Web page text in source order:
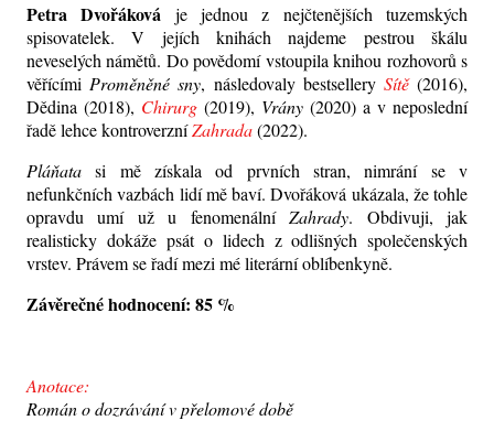
Petra Dvořáková je jednou z nejčtenějších tuzemských
spisovatelek. V jejích knihách najdeme pestrou škálu
neveselých námětů. Do povědomí vstoupila knihou rozhovorů s
věřícími Proměněné sny, následovaly bestsellery Sítě(2016),
Dědina (2018), Chirurg (2019), Vrány (2020) a v neposlední
řadě lehce kontroverzníZahrada(2022).
Pláňata si mě získala od prvních stran, nimrání se v
nefunkčních vazbách lidí mě baví. Dvořáková ukázala, že tohle
opravdu umí už u fenomenálníZahrady. Obdivuji, jak
realisticky dokáže psát o lidech z odlišných společenských
vrstev. Právem se řadí mezi mé literární oblíbenkyně.
Závěrečné hodnocení: 85 %
Anotace:
Román o dozrávání v přelomové době